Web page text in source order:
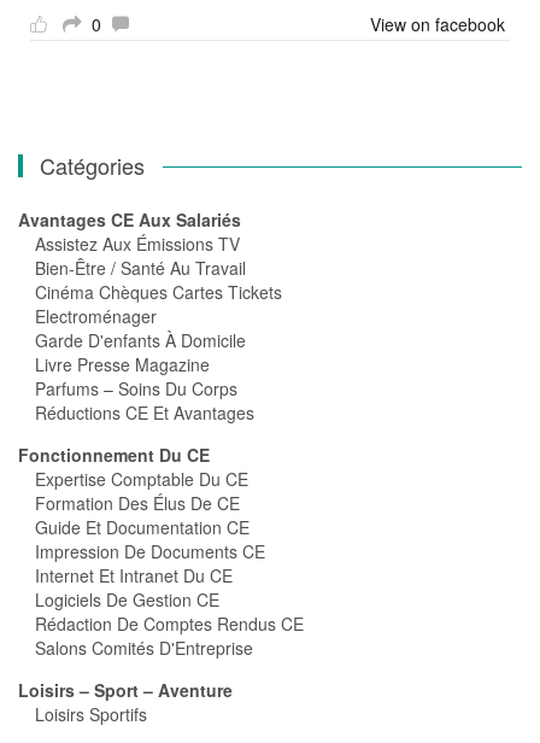
0 View on facebook
Catégories
Avantages CE Aux Salariés
Assistez Aux Émissions TV
Bien-Être / Santé Au Travail
Cinéma Chèques Cartes Tickets
Electroménager
Garde D'enfants À Domicile
Livre Presse Magazine
Parfums – Soins Du Corps
Réductions CE Et Avantages
Fonctionnement Du CE
Expertise Comptable Du CE
Formation Des Élus De CE
Guide Et Documentation CE
Impression De Documents CE
Internet Et Intranet Du CE
Logiciels De Gestion CE
Rédaction De Comptes Rendus CE
Salons Comités D'Entreprise
Loisirs – Sport – Aventure
Loisirs Sportifs